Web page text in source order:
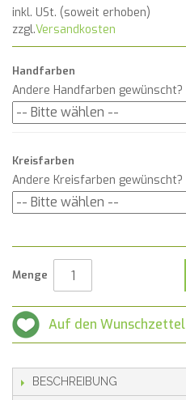
inkl. USt. (soweit erhoben)
zzgl.Versandkosten
Handfarben
Andere Handfarben gewünscht?
Kreisfarben
Andere Kreisfarben gewünscht?
Menge
Auf den Wunschzettel
BESCHREIBUNG